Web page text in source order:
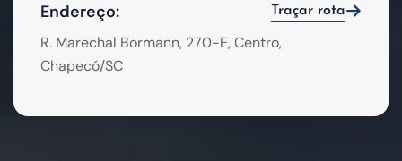
Endereço: Traçar rota
R. Marechal Bormann, 270-E, Centro,
Chapecó/SC